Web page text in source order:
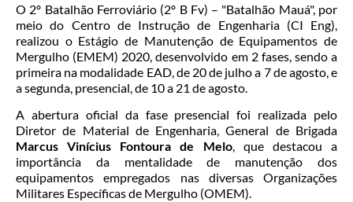
O 2º Batalhão Ferroviário (2º B Fv) – "Batalhão Mauá", por
meio do Centro de Instrução de Engenharia (CI Eng),
realizou o Estágio de Manutenção de Equipamentos de
Mergulho (EMEM) 2020, desenvolvido em 2 fases, sendo a
primeira na modalidade EAD, de 20 de julho a 7 de agosto, e
a segunda, presencial, de 10 a 21 de agosto.
A abertura oficial da fase presencial foi realizada pelo
Diretor de Material de Engenharia, General de Brigada
Marcus Vinícius Fontoura de Melo, que destacou a
importância da mentalidade de manutenção dos
equipamentos empregados nas diversas Organizações
Militares Específicas de Mergulho (OMEM).